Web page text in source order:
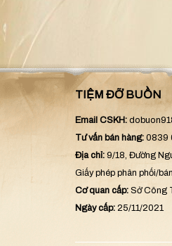
TIỆM ĐỠ BUỒN
Email CSKH:
Tư vấn bán hàng: 0839
Địa chỉ: 9/18, Đường
Giấy phép phân phối/
Cơ quan cấp: Sở Công
Ngày cấp: 25/11/2021